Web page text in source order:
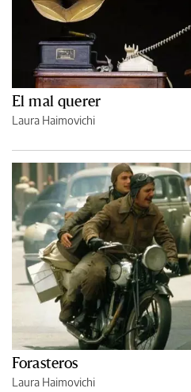
El mal querer
Laura Haimovichi
Forasteros
Laura Haimovichi